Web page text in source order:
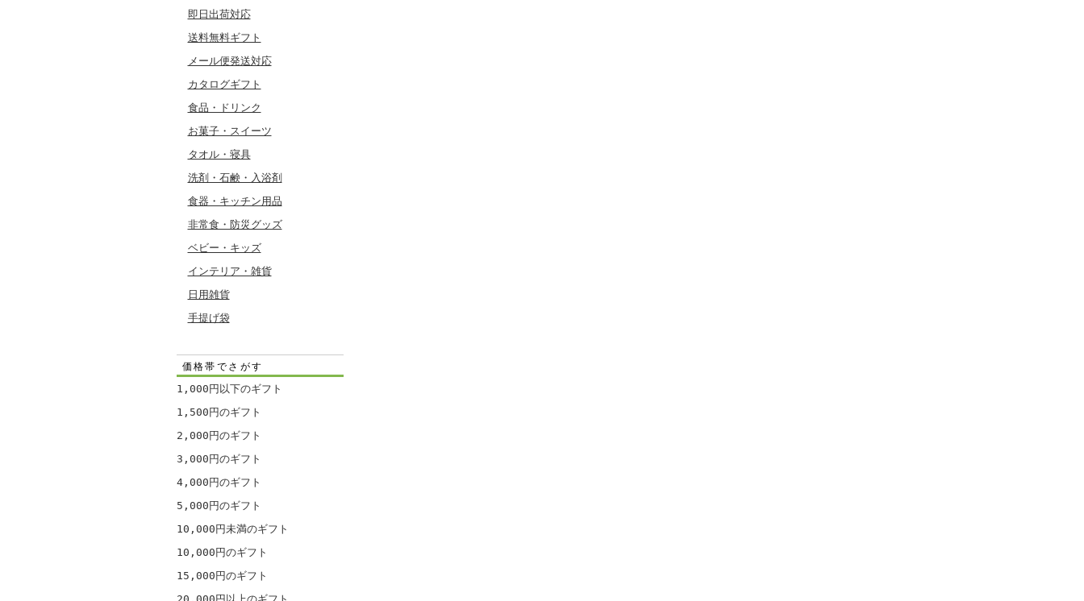
即日出荷対応
送料無料ギフト
メール便発送対応
カタログギフト
食品・ドリンク
お菓子・スイーツ
タオル・寝具
洗剤・石鹸・入浴剤
食器・キッチン用品
非常食・防災グッズ
ベビー・キッズ
インテリア・雑貨
日用雑貨
手提げ袋
価格帯でさがす
1,000円以下のギフト
1,500円のギフト
2,000円のギフト
3,000円のギフト
4,000円のギフト
5,000円のギフト
10,000円未満のギフト
10,000円のギフト
15,000円のギフト